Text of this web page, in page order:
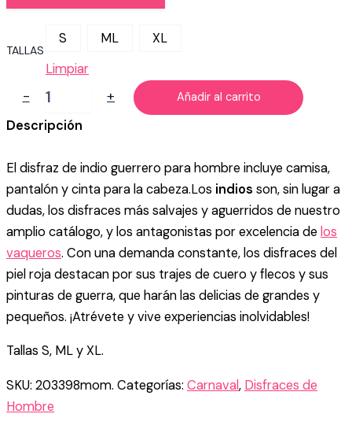
TALLAS
S ML
XL
Limpiar
-
DISFRAZ
INDIO
GUERRERO
HOMBRE
cantidad
+ Añadir al carrito
Descripción
El disfraz de indio guerrero para hombre incluye camisa,
pantalón y cinta para la cabeza.Los indios son, sin lugar a
dudas, los disfraces más salvajes y aguerridos de nuestro
amplio catálogo, y los antagonistas por excelencia delos
vaqueros. Con una demanda constante, los disfraces del
piel roja destacan por sus trajes de cuero y flecos y sus
pinturas de guerra, que harán las delicias de grandes y
pequeños. ¡Atrévete y vive experiencias inolvidables!
Tallas S, ML y XL.
SKU: 203398mom. Categorías: Carnaval, Disfraces de
Hombre